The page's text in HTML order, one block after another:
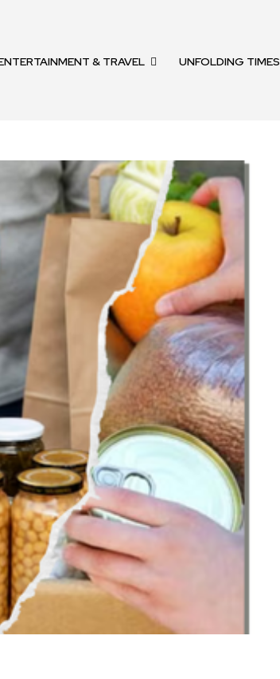
our website or click
your privacy and
us.
32,214
& TRAVEL UNFOLDING TIMES